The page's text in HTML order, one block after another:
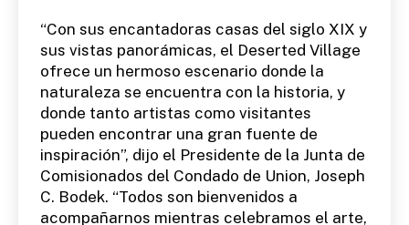
“Con sus encantadoras casas del siglo XIX y
sus vistas panorámicas, el Deserted Village
ofrece un hermoso escenario donde la
naturaleza se encuentra con la historia, y
donde tanto artistas como visitantes
pueden encontrar una gran fuente de
inspiración”, dijo el Presidente de la Junta de
Comisionados del Condado de Union, Joseph
C. Bodek. “Todos son bienvenidos a
acompañarnos mientras celebramos el arte,